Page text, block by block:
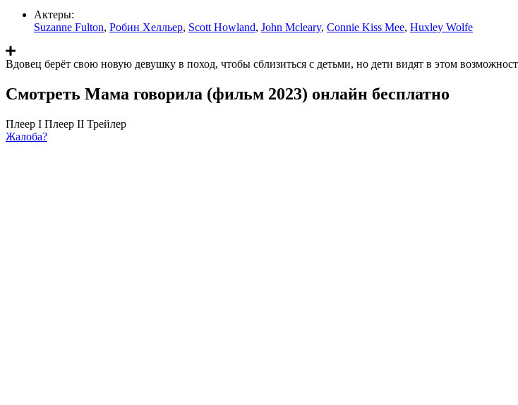
Актеры:
Suzanne Fulton, Робин Хелльер, Scott Howland, John Mcleary, Connie Kiss Mee, Huxley Wolfe
Вдовец берёт свою новую девушку в поход, чтобы сблизиться с детьми, но дети видят в этом
Смотреть Мама говорила (фильм 2023) онлайн бесплатно
Плеер I Плеер II Трейлер
Жалоба?